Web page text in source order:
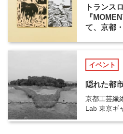
トランス
『
て、京都
イベント
隠れた都
京都工芸繊
Lab 東京ギ